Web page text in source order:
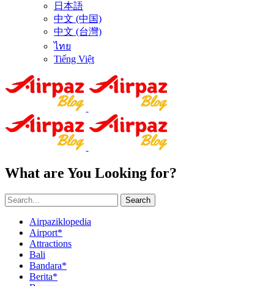
日本語
中文 (中国)
中文 (台灣)
ไทย
Tiếng Việt
What are You Looking for?
Search
Airpaziklopedia
Airport*
Attractions
Bali
Bandara*
Berita*